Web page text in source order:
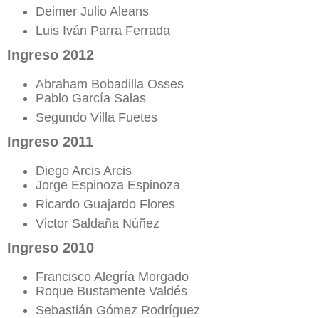
Deimer Julio Aleans
Luis Iván Parra Ferrada
Ingreso 2012
Abraham Bobadilla Osses
Pablo García Salas
Segundo Villa Fuetes
Ingreso 2011
Diego Arcis Arcis
Jorge Espinoza Espinoza
Ricardo Guajardo Flores
Victor Saldaña Núñez
Ingreso 2010
Francisco Alegría Morgado
Roque Bustamente Valdés
Sebastián Gómez Rodríguez